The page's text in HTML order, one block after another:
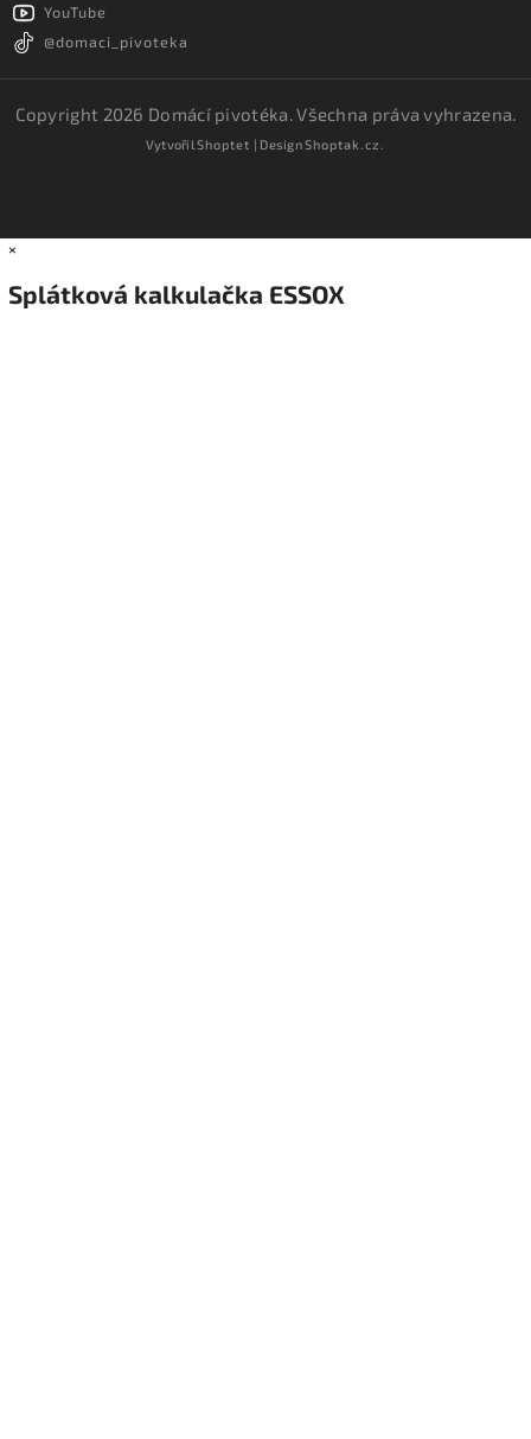
YouTube
@domaci_pivoteka
Copyright 2026 Domácí pivotéka. Všechna práva vyhrazena.
VytvořilShoptet | DesignShoptak.cz.
×
Splátková kalkulačka ESSOX